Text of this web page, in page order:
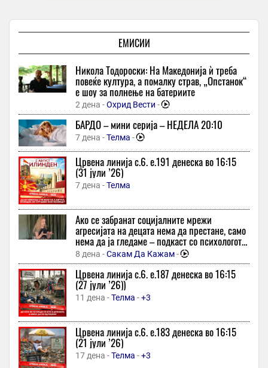
Работодавачите да обезбедат безбедни услови за работа во
екстремни горештини, препорачува ИЈЗ
Хрватски астрономи открија објект што го нема во каталозите
38 минути -Рацин
Градот Симитли во Бугарија на 5 септември по шести пат ќе
го организира фестивалот „Со леб, вино и песна“
38 минути -Трибуна
Млад маж нападнат на паркинг кај тетовската болница
38 минути -Скопје Инфо
МКК Куманово го задржа еден од своите најважни кошаркари
38 минути -Гол
Денеска се навршуваат 150 години од раѓањето на Мата
Хари, танчарката што стана синоним за фатална шпионка
38 минути -Слободен Печат
Колона од 5,5 километри на Батровци кон Хрватска, се чека
околу четири часа
38 минути -Трн
Светските цени на храната на највисоко ниво во последните
три и пол години: Еве што бележи најголем пораст
38 минути -Фактор
Центар за податоци во САД испушта морничав звук: „Тоа
работи 24 часа на ден“
38 минути -Независен
ЕМИСИИ
Никола Тодороски: На Македонија ѝ треба
повеќе култура, а помалку страв, „Опстанок“
е шоу за полнење на батериите
2 дена -Охрид Вести -
БАРДО – мини серија – НЕДЕЛА 20:10
7 дена -Телма -
Црвена линија с.6. e.191 денеска во 16:15
(31 јули ’26)
7 дена -Телма
Ако се забранат социјалните мрежи
агресијата на децата нема да престане, само
нема да ја гледаме – подкаст со психологот
емилија бошкова
8 дена -Сакам Да Кажам-
Црвена линија с.6. e.187 денеска во 16:15
(27 јули ’26))
11 дена -Телма -+3
Црвена линија с.6. e.183 денеска во 16:15
(21 јули ’26)
17 дена -Телма -+3